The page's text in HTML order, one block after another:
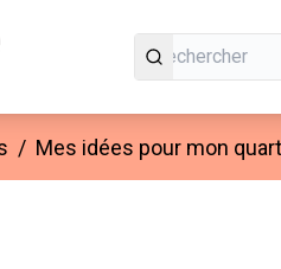
/ Mes idées pour mon